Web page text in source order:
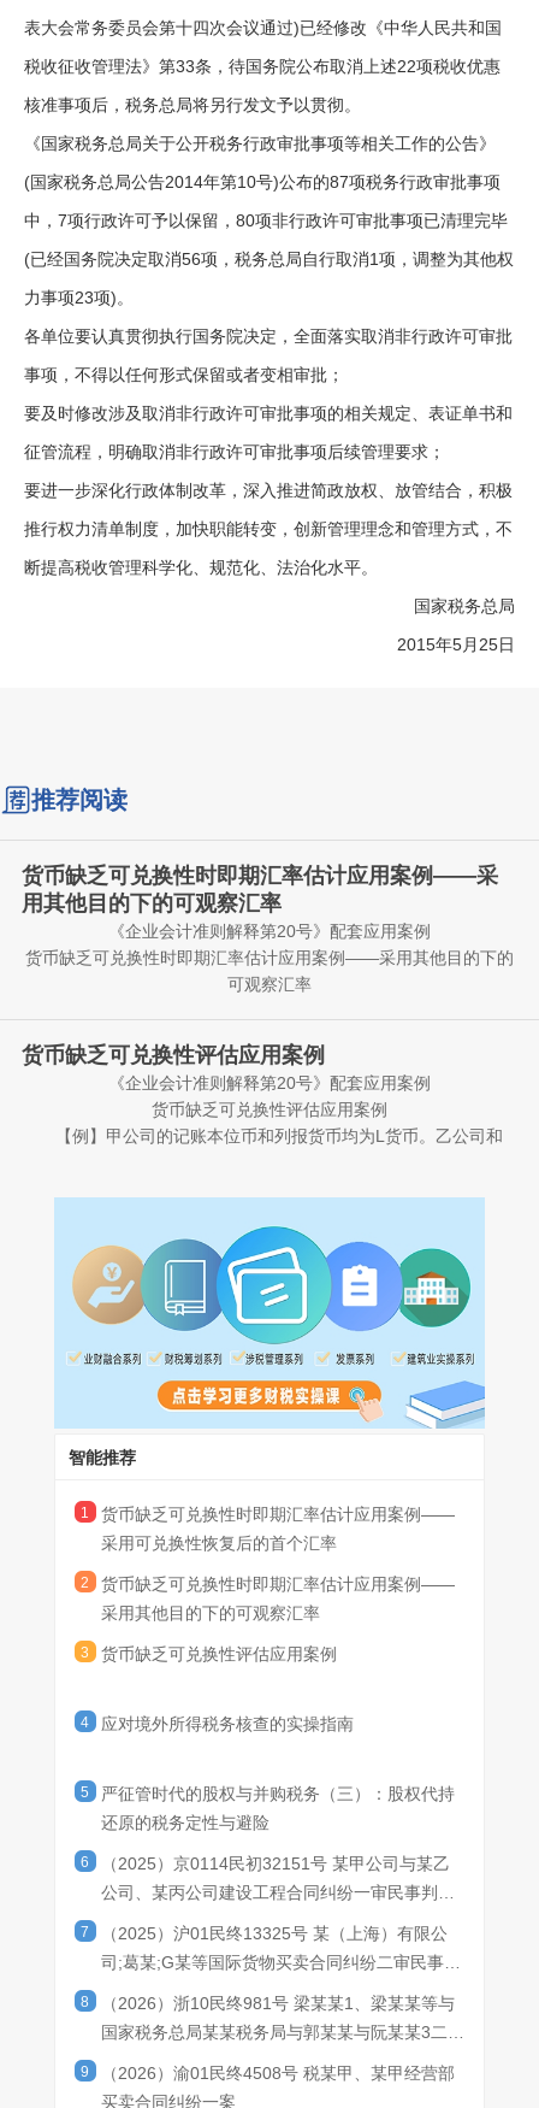
表大会常务委员会第十四次会议通过)已经修改《中华人民共和国
税收征收管理法》第33条，待国务院公布取消上述22项税收优惠
核准事项后，税务总局将另行发文予以贯彻。
《国家税务总局关于公开税务行政审批事项等相关工作的公告》
(国家税务总局公告2014年第10号)公布的87项税务行政审批事项
中，7项行政许可予以保留，80项非行政许可审批事项已清理完毕
(已经国务院决定取消56项，税务总局自行取消1项，调整为其他权
力事项23项)。
各单位要认真贯彻执行国务院决定，全面落实取消非行政许可审批
事项，不得以任何形式保留或者变相审批；
要及时修改涉及取消非行政许可审批事项的相关规定、表证单书和
征管流程，明确取消非行政许可审批事项后续管理要求；
要进一步深化行政体制改革，深入推进简政放权、放管结合，积极
推行权力清单制度，加快职能转变，创新管理理念和管理方式，不
断提高税收管理科学化、规范化、法治化水平。
国家税务总局
2015年5月25日
推荐阅读
货币缺乏可兑换性时即期汇率估计应用案例——采
用其他目的下的可观察汇率
《企业会计准则解释第20号》配套应用案例
货币缺乏可兑换性时即期汇率估计应用案例——采用其他目的下的
可观察汇率
即其经营所在地的法定货币。甲公司编制合并财务报表时，需将乙
公司外币财务报表折算为L货币。2X25年12月31日，乙公司所在地
货币主管部门规定，禁止以变现或结算净投资为目的将M货币兑换
为L货币，但允许基于任何其他目的的货币兑换。在基于其他目的
该汇率每日更新。因乙公司所在地货币主管部门禁止以变现或结算
净投资为目的将M货币兑换为L货币，甲公司认定M货币不可兑换为
假定不考虑其他因素，在上述情况下，甲公司在对乙公司2X25
年12月31日的财务状况和2X25年度的经营成果进行折算时，应当
如何估计即期汇率?
换为另一种货币时，企业应当对计量日的即期汇率进行估计，使其
能够如实反映在当前主要经济状况下市场参与者在计量日进行的有
序兑换交易所采用的汇率。在满足上述有关货币缺乏可兑换性时即
期汇率估计要求的情况下，企业可采用未经调整的可观察汇率或其
他估计方法，对相关即期汇率进行估计。
本例中，甲公司不能以变现或结算净投资为目的将M货币兑换
为L货币，但能够基于其他目的兑换货币。在基于其他目的将M货币
兑换为L货币时实行自由浮动汇率机制，并采用单一汇率，该汇率
每日更新。根据《企业会计准则解释第20号》，一种货币在某一目
的下不可兑换为另一种货币，但在其他目的下可兑换为另一种货币
的，企业应当考虑包括但不限于以下所列的因素，以判断其他目的
下的可观察汇率是否满足货币缺乏可兑换性时即期汇率的估计要
求：一是是否存在多个可观察汇率。如存在多个可观察汇率，可能
表明这些汇率包含对出于特定目的取得另一种货币的“激励”或“惩
如企业能够取得的另一种货币仅限于有限用途(如进口紧急物资)，
则该汇率可能未反映当前主要经济状况;三是汇率的性质。相较于受
监管部门管制及其他经常性干预的汇率，可观察的自由浮动汇率更
能反映当前主要经济状况;四是汇率更新的频率。相较于长期不变的
可观察汇率，每日或以更高频率更新的可观察汇率更能反映当前主
要经济状况。
本例中，基于其他目的将M货币兑换为L货币时采用单一的自由
浮动汇率且该汇率每日更新，同时基于其他目的兑换的货币也并非
为有限用途，因此，甲公司认定基于其他目的下的可观察汇率能够
满足“如实反映在当前主要经济状况下市场参与者在计量日进行的有
序兑换交易所采用的汇率”的要求，甲公司在折算乙公司2X25年12
月31日的财务状况和2X25年度的经营成果时可采用该可观察汇率
货币缺乏可兑换性评估应用案例
《企业会计准则解释第20号》配套应用案例
货币缺乏可兑换性评估应用案例
【例】甲公司的记账本位币和列报货币均为L货币。乙公司和
折算为L货币。
货币须在提交兑换申请时申报资金用途并完成相关行政审批流程。
通常情况下，货币主管部门按照正常行政流程进行审核并完成兑换
需10个工作日。2X26年6月1日，因无法满足市场对L货币的兑换需
求，乙公司所在地的货币主管部门暂停了官方兑换渠道。在官方兑
换渠道暂停期间，仅有零散中间商以非官方设定的汇率开展以M货
务，也不存在其他能够产生可强制执行权利和义务的市场或兑换机
制。
情形二：丙公司所在地货币主管部门规定，除进口食品和药品
以外，不接受用于其他目的的L货币兑换申请。
假定不考虑其他影响因素，在上述情形中，甲公司应当如何分
情形一中，2X26年6月1日前，乙公司所在地的货币主管部门
提供L货币的官方兑换渠道，按照正常行政流程进行审核并完成兑
换为L货币的正常行政延迟。根据《企业会计准则解释第20号》，
在评估企业能够在“一定时间范围内”通过可在兑换交易中产生可强
币，前述一定时间范围允许因法律或监管规定、公共假期等实际因
素导致的兑换业务办理的正常延迟。因此，在满足《企业会计准则
解释第20号》其他相关评估要求的情况下，甲公司在提交申请后10
个工作日内能够取得L货币的，可认定M货币可兑换为L货币。
2X26年6月1日后，在乙公司所在地的货币主管部门暂停官方
兑换渠道期间，仅有零散中间商以非官方设定的汇率开展以M货币
义务，也不存在其他能够产生可强制执行权利和义务的市场或兑换
机制。根据《企业会计准则解释第20号》，在评估一种货币是否可
兑换为另一种货币时，应当仅考虑能够产生可强制执行权利和义务
的市场或兑换机制。本情形中由于在官方兑换渠道暂停期间，不存
司应当认定M货币不可兑换为L货币。
情形二中，甲公司仅可基于进口食品和药品的目的申请将P货
币兑换为L货币，而不能为变现或结算对丙公司的净投资申请兑换L
货币。根据《企业会计准则解释第20号》，在评估一种货币是否可
兑换为另一种货币时，对于境外经营财务状况和经营成果的折算，
投资。本情形中，由于甲公司不能基于变现或结算对丙公司净投资
智能推荐
1
货币缺乏可兑换性时即期汇率估计应用案例——
采用可兑换性恢复后的首个汇率
2
货币缺乏可兑换性时即期汇率估计应用案例——
采用其他目的下的可观察汇率
3 货币缺乏可兑换性评估应用案例
4 应对境外所得税务核查的实操指南
5
严征管时代的股权与并购税务（三）：股权代持
还原的税务定性与避险
6
（2025）京0114民初32151号 某甲公司与某乙
公司、某丙公司建设工程合同纠纷一审民事判决
7
（2025）沪01民终13325号 某（上海）有限公
司;葛某;G某等国际货物买卖合同纠纷二审民事判
8
（2026）浙10民终981号 梁某某1、梁某某等与
国家税务总局某某税务局与郭某某与阮某某3二审
9
（2026）渝01民终4508号 税某甲、某甲经营部
买卖合同纠纷一案